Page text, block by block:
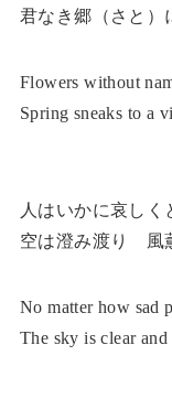
君なき郷（さと
Flowers without
Spring sneaks to a
人はいかに哀しく
空は澄み渡り 風
No matter how sad
The sky is clear